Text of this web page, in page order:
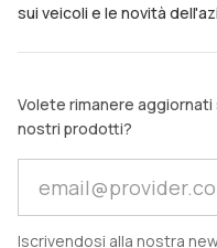
sui veicoli e le novità
Volete rimanere
nostri prodotti?
Iscrivendosi alla nostra